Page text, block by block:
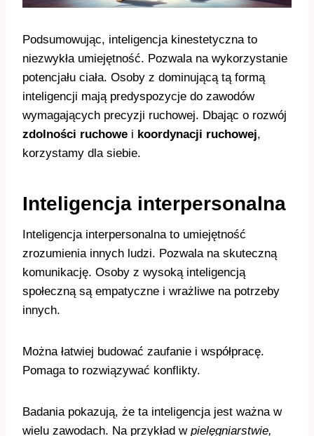
Podsumowując, inteligencja kinestetyczna to
niezwykła umiejętność. Pozwala na wykorzystanie
potencjału ciała. Osoby z dominującą tą formą
inteligencji mają predyspozycje do zawodów
wymagających precyzji ruchowej. Dbając o rozwój
zdolności ruchowe i koordynacji ruchowej,
korzystamy dla siebie.
Inteligencja interpersonalna
Inteligencja interpersonalna to umiejętność
zrozumienia innych ludzi. Pozwala na skuteczną
komunikację. Osoby z wysoką inteligencją
społeczną są empatyczne i wrażliwe na potrzeby
innych.
Można łatwiej budować zaufanie i współpracę.
Pomaga to rozwiązywać konflikty.
Badania pokazują, że ta inteligencja jest ważna w
wielu zawodach. Na przykład w pielęgniarstwie,